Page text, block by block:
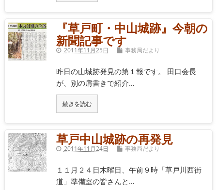
『草戸町・中山城跡』今朝の
新聞記事です
2011年11月25日 事務局だより
昨日の山城跡発見の第１報です。 田口会長
が、別の肩書きで紹介…
続きを読む
草戸中山城跡の再発見
2011年11月24日 事務局だより
１１月２４日木曜日、午前９時「草戸川西街
道」準備室の皆さんと…